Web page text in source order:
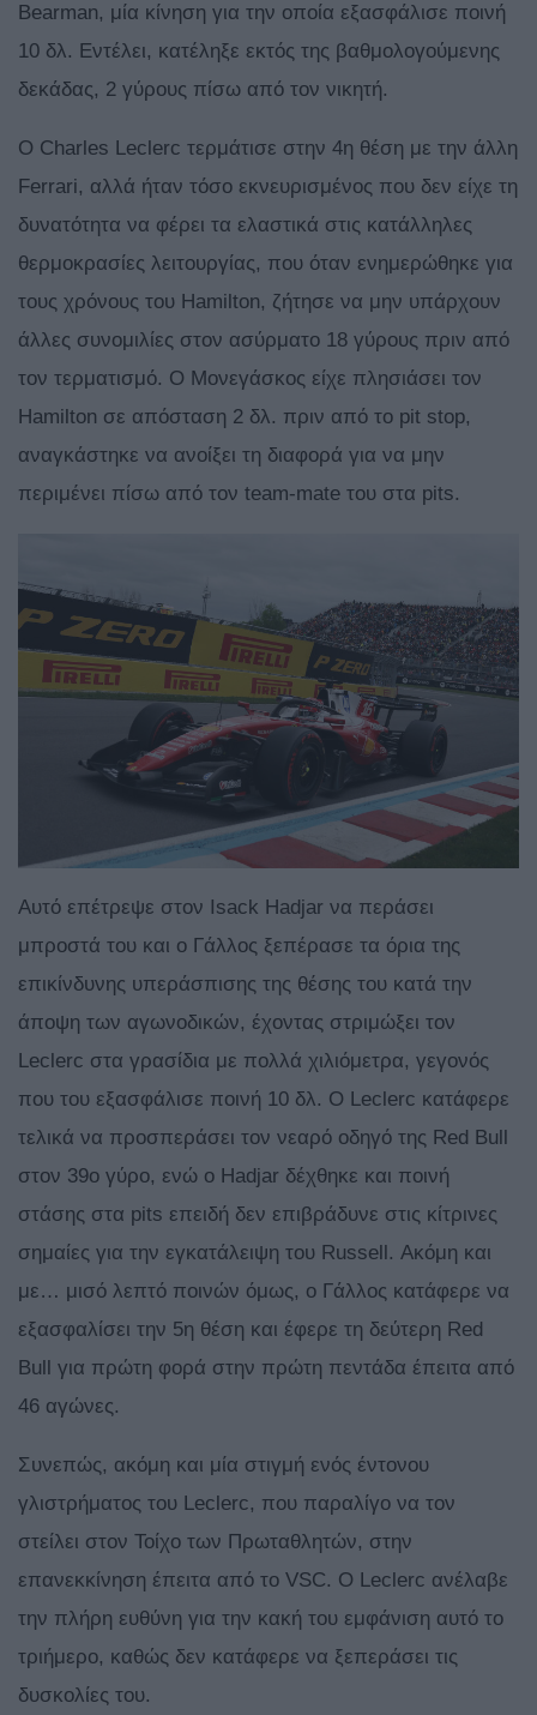
Bearman, μία κίνηση για την οποία εξασφάλισε ποινή
10 δλ. Εντέλει, κατέληξε εκτός της βαθμολογούμενης
δεκάδας, 2 γύρους πίσω από τον νικητή.
Ο Charles Leclerc τερμάτισε στην 4η θέση με την άλλη
Ferrari, αλλά ήταν τόσο εκνευρισμένος που δεν είχε τη
δυνατότητα να φέρει τα ελαστικά στις κατάλληλες
θερμοκρασίες λειτουργίας, που όταν ενημερώθηκε για
τους χρόνους του Hamilton, ζήτησε να μην υπάρχουν
άλλες συνομιλίες στον ασύρματο 18 γύρους πριν από
τον τερματισμό. Ο Μονεγάσκος είχε πλησιάσει τον
Hamilton σε απόσταση 2 δλ. πριν από το pit stop,
αναγκάστηκε να ανοίξει τη διαφορά για να μην
περιμένει πίσω από τον team-mate του στα pits.
Αυτό επέτρεψε στον Isack Hadjar να περάσει
μπροστά του και ο Γάλλος ξεπέρασε τα όρια της
επικίνδυνης υπεράσπισης της θέσης του κατά την
άποψη των αγωνοδικών, έχοντας στριμώξει τον
Leclerc στα γρασίδια με πολλά χιλιόμετρα, γεγονός
που του εξασφάλισε ποινή 10 δλ. Ο Leclerc κατάφερε
τελικά να προσπεράσει τον νεαρό οδηγό της Red Bull
στον 39ο γύρο, ενώ ο Hadjar δέχθηκε και ποινή
στάσης στα pits επειδή δεν επιβράδυνε στις κίτρινες
σημαίες για την εγκατάλειψη του Russell. Ακόμη και
με… μισό λεπτό ποινών όμως, ο Γάλλος κατάφερε να
εξασφαλίσει την 5η θέση και έφερε τη δεύτερη Red
Bull για πρώτη φορά στην πρώτη πεντάδα έπειτα από
46 αγώνες.
Συνεπώς, ακόμη και μία στιγμή ενός έντονου
γλιστρήματος του Leclerc, που παραλίγο να τον
στείλει στον Τοίχο των Πρωταθλητών, στην
επανεκκίνηση έπειτα από το VSC. Ο Leclerc ανέλαβε
την πλήρη ευθύνη για την κακή του εμφάνιση αυτό το
τριήμερο, καθώς δεν κατάφερε να ξεπεράσει τις
δυσκολίες του.